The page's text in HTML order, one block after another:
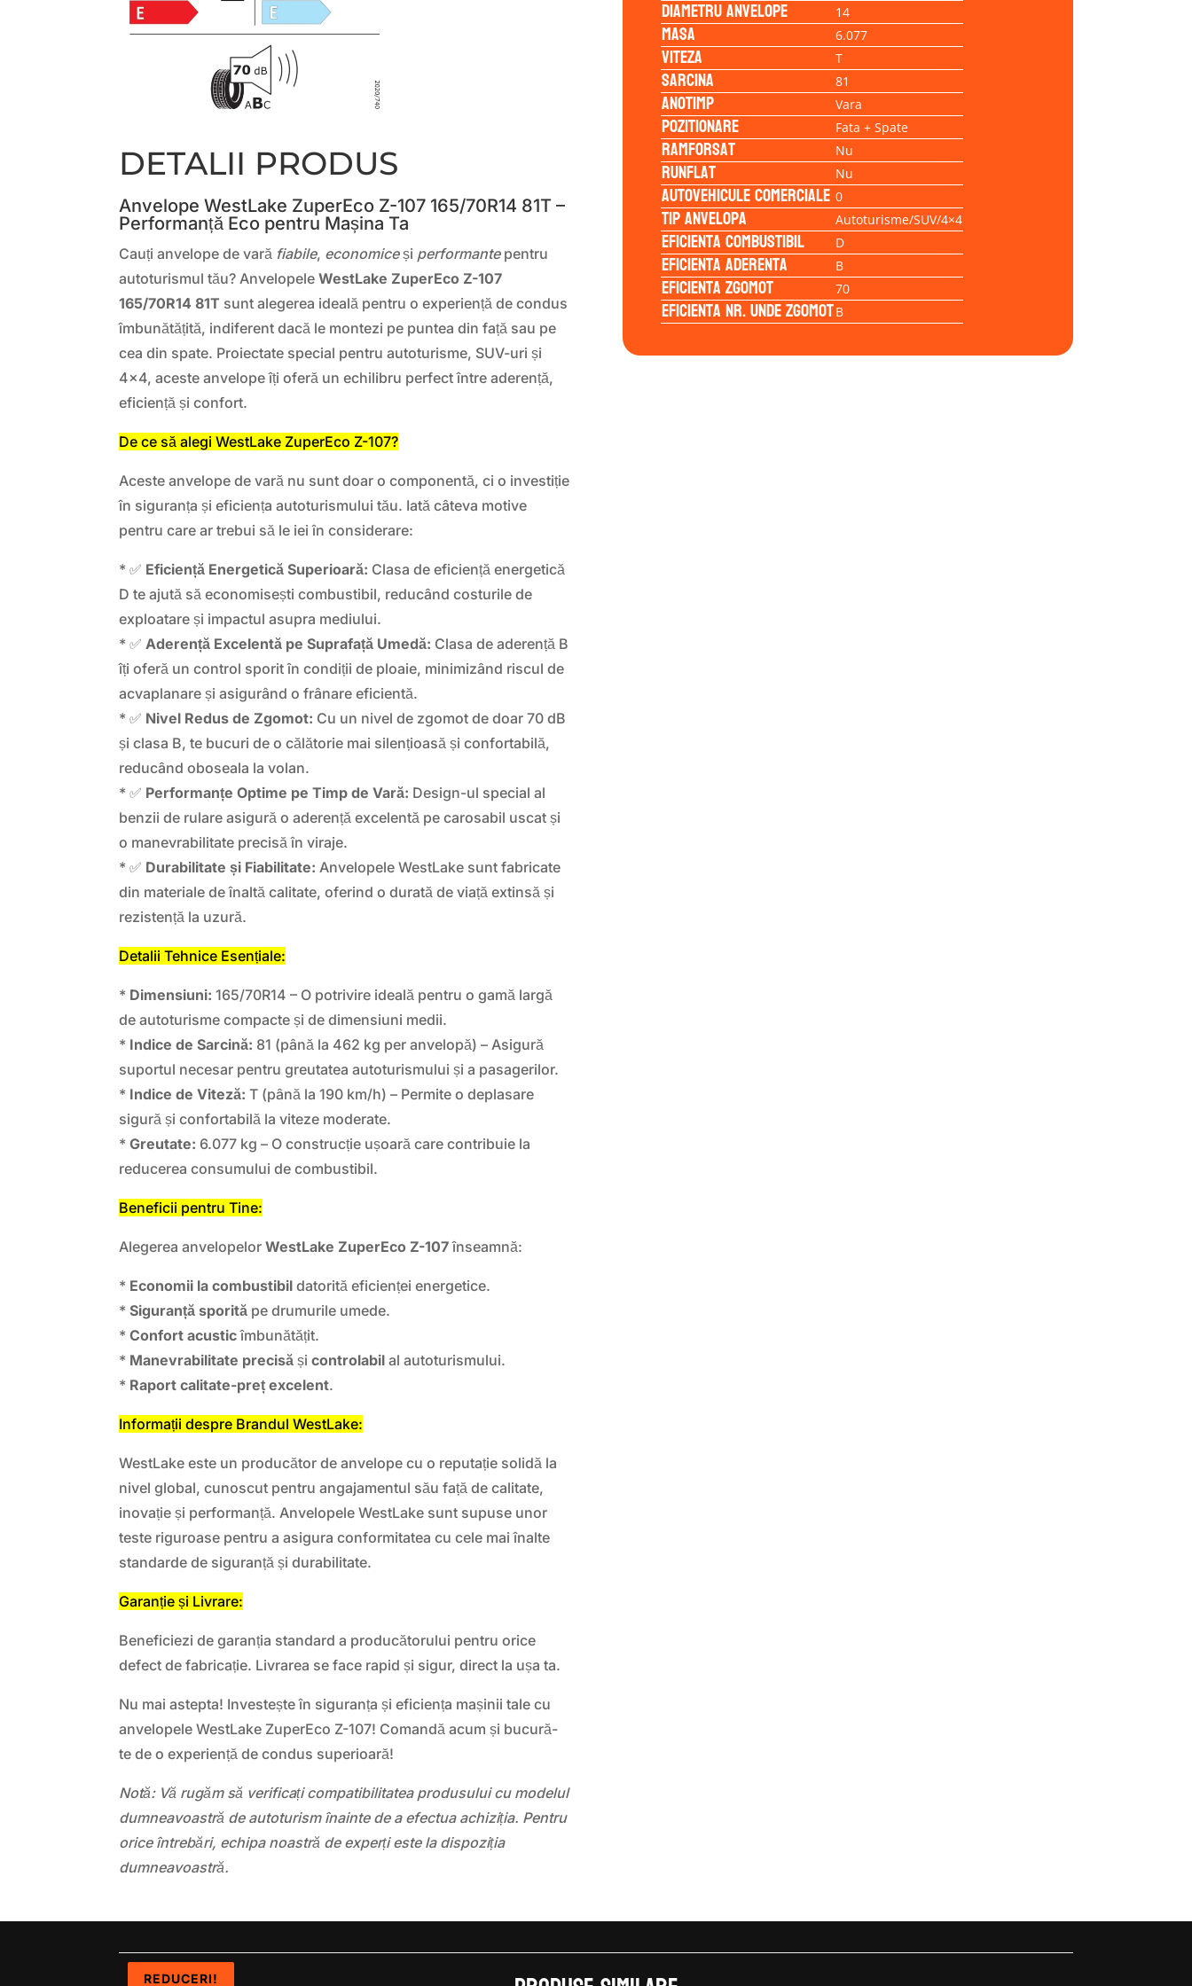
DETALII PRODUS
Anvelope WestLake ZuperEco Z-107 165/70R14 81T –
Performanță Eco pentru Mașina Ta
Cauți anvelope de vară fiabile, economiceși performantepentru
autoturismul tău? AnvelopeleWestLake ZuperEco Z-107
165/70R14 81T sunt alegerea ideală pentru o experiență de condus
îmbunătățită, indiferent dacă le montezi pe puntea din față sau pe
cea din spate. Proiectate special pentru autoturisme, SUV-uri și
4×4, aceste anvelope îți oferă un echilibru perfect între aderență,
eficiență și confort.
De ce să alegi WestLake ZuperEco Z-107?
Aceste anvelope de vară nu sunt doar o componentă, ci o investiție
în siguranța și eficiența autoturismului tău. Iată câteva motive
pentru care ar trebui să le iei în considerare:
* ✅ Eficiență Energetică Superioară: Clasa de eficiență energetică
D te ajută să economisești combustibil, reducând costurile de
exploatare și impactul asupra mediului.
* ✅ Aderență Excelentă pe Suprafață Umedă: Clasa de aderență B
îți oferă un control sporit în condiții de ploaie, minimizând riscul de
acvaplanare și asigurând o frânare eficientă.
* ✅ Nivel Redus de Zgomot: Cu un nivel de zgomot de doar 70 dB
și clasa B, te bucuri de o călătorie mai silențioasă și confortabilă,
reducând oboseala la volan.
* ✅ Performanțe Optime pe Timp de Vară: Design-ul special al
benzii de rulare asigură o aderență excelentă pe carosabil uscat și
o manevrabilitate precisă în viraje.
* ✅ Durabilitate și Fiabilitate: Anvelopele WestLake sunt fabricate
din materiale de înaltă calitate, oferind o durată de viață extinsă și
rezistență la uzură.
Detalii Tehnice Esențiale:
* Dimensiuni: 165/70R14 – O potrivire ideală pentru o gamă largă
de autoturisme compacte și de dimensiuni medii.
* Indice de Sarcină: 81 (până la 462 kg per anvelopă) – Asigură
suportul necesar pentru greutatea autoturismului și a pasagerilor.
* Indice de Viteză: T (până la 190 km/h) – Permite o deplasare
sigură și confortabilă la viteze moderate.
*Greutate: 6.077 kg – O construcție ușoară care contribuie la
reducerea consumului de combustibil.
Beneficii pentru Tine:
Alegerea anvelopelorWestLake ZuperEco Z-107înseamnă:
* Economii la combustibil datorită eficienței energetice.
*Siguranță sporită pe drumurile umede.
*Confort acusticîmbunătățit.
* Manevrabilitate precisă șicontrolabil al autoturismului.
* Raport calitate-preț excelent.
Informații despre Brandul WestLake:
WestLake este un producător de anvelope cu o reputație solidă la
nivel global, cunoscut pentru angajamentul său față de calitate,
inovație și performanță. Anvelopele WestLake sunt supuse unor
teste riguroase pentru a asigura conformitatea cu cele mai înalte
standarde de siguranță și durabilitate.
Garanție și Livrare:
Beneficiezi de garanția standard a producătorului pentru orice
defect de fabricație. Livrarea se face rapid și sigur, direct la ușa ta.
Nu mai astepta! Investește în siguranța și eficiența mașinii tale cu
anvelopele WestLake ZuperEco Z-107! Comandă acum și bucură-
te de o experiență de condus superioară!
Notă: Vă rugăm să verificați compatibilitatea produsului cu modelul
dumneavoastră de autoturism înainte de a efectua achiziția. Pentru
orice întrebări, echipa noastră de experți este la dispoziția
dumneavoastră.
Diametru anvelope 14
Masa 6.077
Viteza T
Sarcina 81
Anotimp Vara
Pozitionare Fata + Spate
Ramforsat Nu
Runflat Nu
Autovehicule comerciale 0
Tip anvelopa Autoturisme/SUV/4×4
Eficienta Combustibil D
Eficienta Aderenta B
Eficienta Zgomot 70
Eficienta Nr. Unde ZgomotB
REDUCERI!
REDUCERI!
REDUCERI!
REDUCERI!